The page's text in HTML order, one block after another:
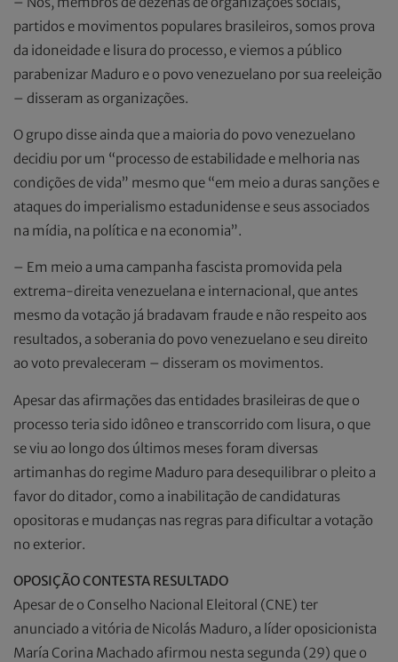
partidos e movimentos populares brasileiros, somos prova
da idoneidade e lisura do processo, e viemos a público
parabenizar Maduro e o povo venezuelano por sua reeleição
– disseram as organizações.
O grupo disse ainda que a maioria do povo venezuelano
decidiu por um “processo de estabilidade e melhoria nas
condições de vida” mesmo que “em meio a duras sanções e
ataques do imperialismo estadunidense e seus associados
na mídia, na política e na economia”.
– Em meio a uma campanha fascista promovida pela
extrema-direita venezuelana e internacional, que antes
mesmo da votação já bradavam fraude e não respeito aos
resultados, a soberania do povo venezuelano e seu direito
ao voto prevaleceram – disseram os movimentos.
Apesar das afirmações das entidades brasileiras de que o
processo teria sido idôneo e transcorrido com lisura, o que
se viu ao longo dos últimos meses foram diversas
artimanhas do regime Maduro para desequilibrar o pleito a
favor do ditador, como a inabilitação de candidaturas
opositoras e mudanças nas regras para dificultar a votação
no exterior.
OPOSIÇÃO CONTESTA RESULTADO
Apesar de o Conselho Nacional Eleitoral (CNE) ter
anunciado a vitória de Nicolás Maduro, a líder oposicionista
María Corina Machado afirmou nesta segunda (29) que o